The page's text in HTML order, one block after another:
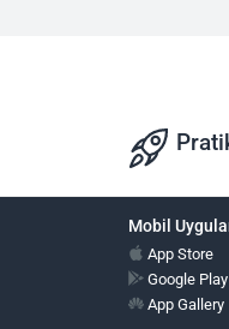
Mobil
App Store
Google
App Gallery